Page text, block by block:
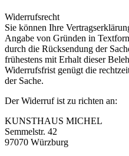
Widerrufsrecht
Sie können Ihre
Angabe von Gründen in
durch die Rücksendung der
frühestens mit Erhalt dieser
Widerrufsfrist genügt die
der Sache.
Der Widerruf ist zu richten an:
KUNSTHAUS MICHEL
Semmelstr. 42
97070 Würzburg